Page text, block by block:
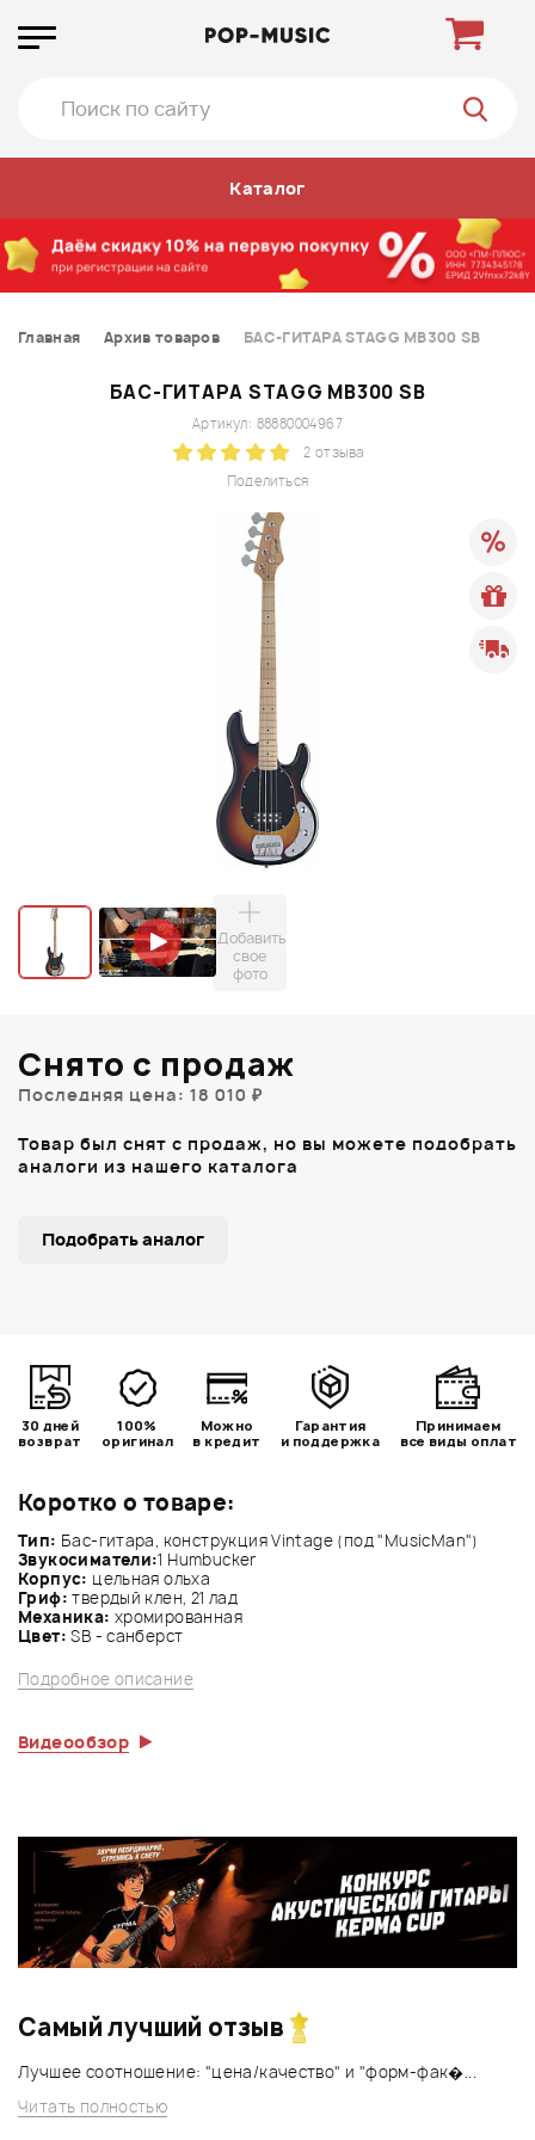
Каталог
Главная Архив товаров БАС-ГИТАРА STAGG MB300 SB
БАС-ГИТАРА STAGG MB300 SB
Поделиться
Артикул: 88880004967
2 отзыва
Добавить
свое
фото
Коротко о товаре:
Тип: Бас-гитара, конструкция Vintage (под "MusicMan")
Звукосиматели:1 Humbucker
Корпус: цельная ольха
Гриф: твердый клен, 21 лад
Механика: хромированная
Цвет: SB - санберст
Подробное описание
Видеообзор
Снято с продаж
Последняя цена: 18 010 ₽
Товар был снят с продаж, но вы можете подобрать
аналоги из нашего каталога
Подобрать аналог
30 дней
возврат
100%
оригинал
Можно
в кредит
Гарантия
и поддержка
Принимаем
все виды оплат
Самый лучший отзыв
Лучшее соотношение: "цена/качество" и "форм-фак�...
Читать полностью